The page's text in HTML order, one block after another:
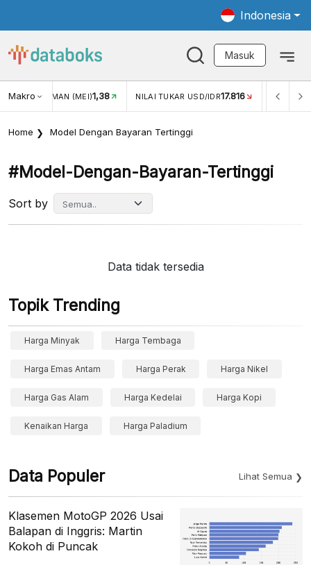
Indonesia
Masuk
MakroWISMAN (MEI)1,38 NILAI TUKAR USD/IDR17.816 INFLASI
Home Model Dengan Bayaran Tertinggi
#model-Dengan-Bayaran-Tertinggi
Sort by
Data tidak tersedia
Topik Trending
Harga Minyak Harga Tembaga
Harga Emas Antam Harga Perak Harga Nikel
Harga Gas Alam Harga Kedelai Harga Kopi
Kenaikan Harga Harga Paladium
Data Populer Lihat Semua
Klasemen MotoGP 2026 Usai
Balapan di Inggris: Martin
Kokoh di Puncak